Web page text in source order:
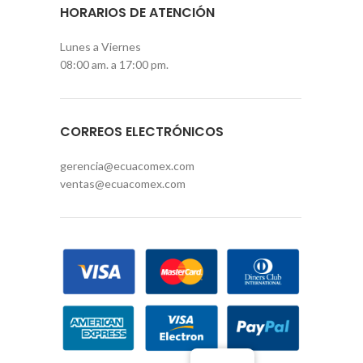
HORARIOS DE ATENCIÓN
Lunes a Viernes
08:00 am. a 17:00 pm.
CORREOS ELECTRÓNICOS
gerencia@ecuacomex.com
ventas@ecuacomex.com